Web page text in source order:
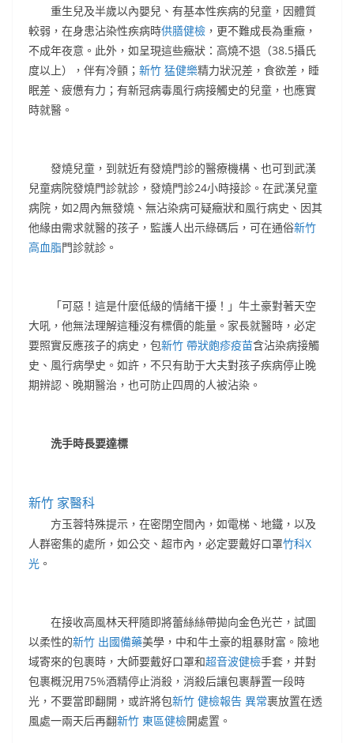
重生兒及半歲以內嬰兒、有基本性疾病的兒童，因體質
較弱，在身患沾染性疾病時供膳健檢 ，更不難成長為重癥，
不成年夜意。此外，如呈現這些癥狀：高燒不退（38.5攝氏
度以上），伴有冷顫； 新竹 猛健樂精力狀況差，食欲差，睡
眠差、疲憊有力；有新冠病毒風行病接觸史的兒童，也應實
時就醫。
發燒兒童，到就近有發燒門診的醫療機構、也可到武漢
兒童病院發燒門診就診，發燒門診24小時接診。在武漢兒童
病院，如2周內無發燒、無沾染病可疑癥狀和風行病史、因其
他緣由需求就醫的孩子，監護人出示綠碼后，可在通俗新竹
高血脂門診就診。
「可惡！這是什麼低級的情緒干擾！」牛土豪對著天空
大吼，他無法理解這種沒有標價的能量。家長就醫時，必定
要照實反應孩子的病史，包新竹 帶狀皰疹疫苗含沾染病接觸
史、風行病學史。如許，不只有助于大夫對孩子疾病停止晚
期辨認、晚期醫治，也可防止四周的人被沾染。
洗手時長要達標
新竹 家醫科
方玉蓉特殊提示，在密閉空間內，如電梯、地鐵，以及
人群密集的處所，如公交、超市內，必定要戴好口罩竹科X
光 。
在接收高風林天秤隨即將蕾絲絲帶拋向金色光芒，試圖
以柔性的新竹 出國備藥美學，中和牛土豪的粗暴財富。險地
域寄來的包裹時，大師要戴好口罩和超音波健檢手套，并對
包裹概況用75%酒精停止消殺，消殺后讓包裹靜置一段時
光，不要當即翻開，或許將包新竹 健檢報告 異常裹放置在透
風處一兩天后再翻新竹 東區健檢開處置。